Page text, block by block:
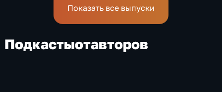
Показать все выпуски
Подкастыотавторов